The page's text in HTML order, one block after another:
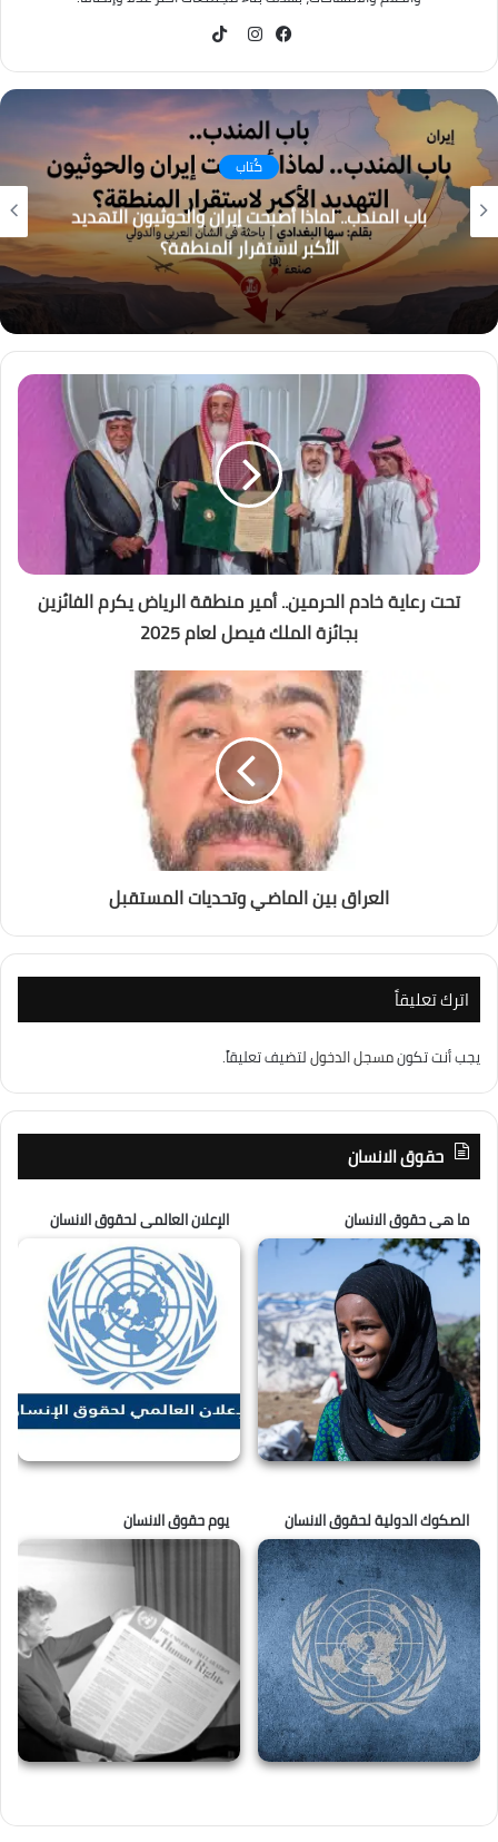
كُتاب
باب المندب.. لماذا أصبحت إيران والحوثيون التهديد
الأكبر لاستقرار المنطقة؟
تحت رعاية خادم الحرمين.. أمير منطقة الرياض يكرم الفائزين
بجائزة الملك فيصل لعام 2025
العراق بين الماضي وتحديات المستقبل
اترك تعليقاً
يجب أنت تكونمسجل الدخوللتضيف تعليقاً.
حقوق الانسان
ما هى حقوق الانسان الإعلان العالمى لحقوق الانسان
الصكوك الدولية لحقوق الانسان يوم حقوق الانسان